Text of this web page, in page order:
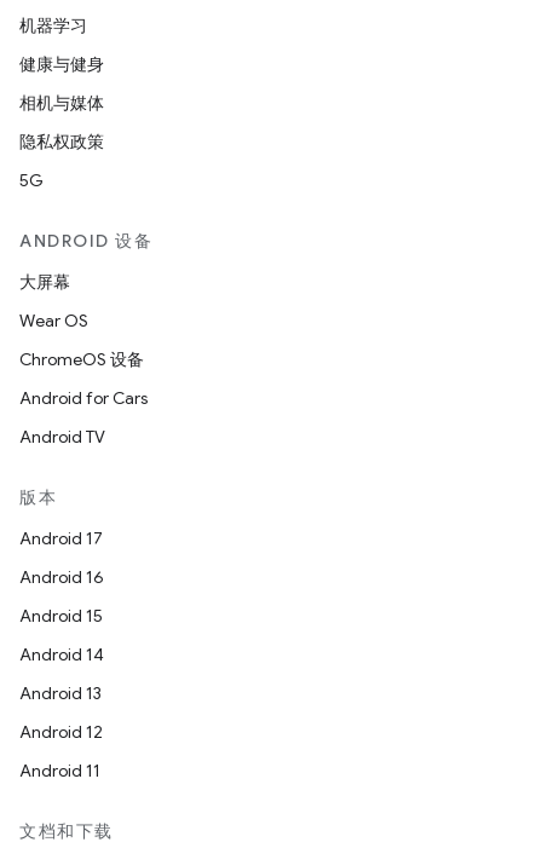
机器学习
健康与健身
相机与媒体
隐私权政策
5G
ANDROID 设备
大屏幕
Wear OS
ChromeOS 设备
Android for Cars
Android TV
版本
Android 17
Android 16
Android 15
Android 14
Android 13
Android 12
Android 11
文档和下载